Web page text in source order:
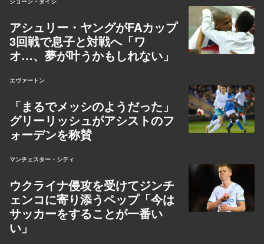
アシュリー・ヤングがFAカップ
3回戦で息子と対戦へ「ワ
オ…、夢が叶うかもしれない」
エヴァートン
「まるでメッシのようだった」
グリーリッシュがアシストのフ
ォーデンを称賛
マンチェスター・シティ
ウクライナ侵攻を受けてジンチ
ェンコに寄り添うペップ「今は
サッカーをすることが一番い
い」